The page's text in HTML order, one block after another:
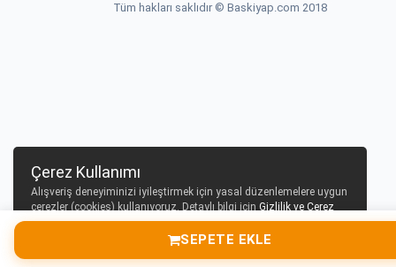
SEPETE EKLE
Tüm hakları saklıdır © Baskiyap.com 2018
Çerez Kullanımı
Alışveriş deneyiminizi iyileştirmek için yasal düzenlemelere uygun
çerezler (cookies) kullanıyoruz. Detaylı bilgi için Gizlilik ve Çerez
Politikasısayfamızı inceleyebilirsiniz.